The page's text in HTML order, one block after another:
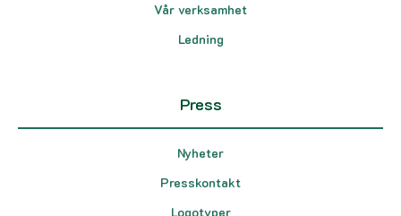
Vår verksamhet
Ledning
Press
Nyheter
Presskontakt
Logotyper